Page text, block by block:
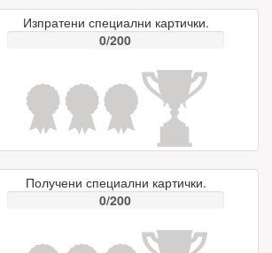
Изпратени специални картички.
0/200
Получени специални картички.
0/200